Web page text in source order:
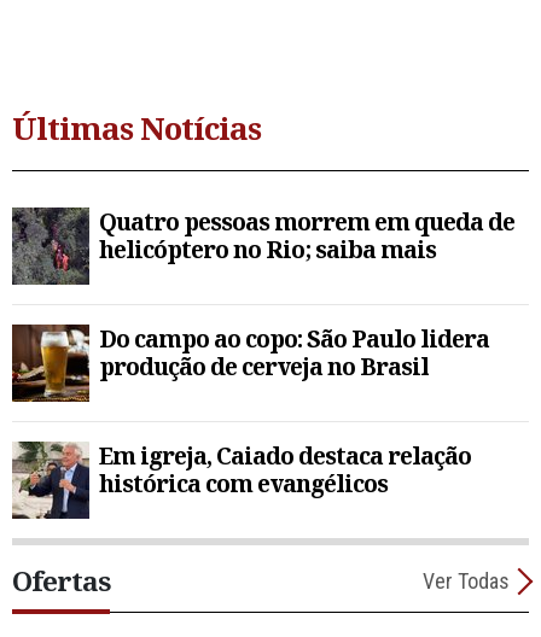
Últimas Notícias
Quatro pessoas morrem em queda de
helicóptero no Rio; saiba mais
Do campo ao copo: São Paulo lidera
produção de cerveja no Brasil
Em igreja, Caiado destaca relação
histórica com evangélicos
Ofertas Ver Todas